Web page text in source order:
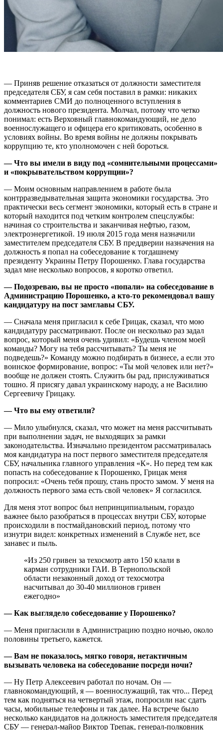
— Приняв решение отказаться от должности заместителя
председателя СБУ, я сам себя поставил в рамки: никаких
комментариев СМИ до полноценного вступления в
должность нового президента. Молчал, потому что четко
понимал: есть Верховный главнокомандующий, не дело
военнослужащего и офицера его критиковать, особенно в
условиях войны. Во время войны не должны покрывать
коррупцию те, кто уполномочен с ней бороться.
— Что вы имели в виду под «сомнительными процессами»
и «покрывательством коррупции»?
— Моим основным направлением в работе была
контрразведывательная защита экономики государства. Это
практически весь сегмент экономики, который есть в стране и
который находится под четким контролем спецслужбы:
начиная со строительства и заканчивая нефтью, газом,
электроэнергетикой. 19 июля 2015 года меня назначили
заместителем председателя СБУ. В преддверии назначения на
должность я попал на собеседование к тогдашнему
президенту Украины Петру Порошенко. Глава государства
задал мне несколько вопросов, я коротко ответил.
— Подозреваю, вы не просто «попали» на собеседование в
Администрацию Порошенко, а кто-то рекомендовал вашу
кандидатуру на пост замглавы СБУ.
— Сначала меня пригласил к себе Грицак, сказал, что мою
кандидатуру рассматривают. После он несколько раз задал
вопрос, который меня очень удивил: «Будешь членом моей
команды? Могу на тебя рассчитывать? Ты меня не
подведешь?» Команду можно подбирать в бизнесе, а если это
воинское формирование, вопрос: «Ты мой человек или нет?»
вообще не должен стоять. Служить бы рад, прислуживаться
тошно. Я присягу давал украинскому народу, а не Василию
Сергеевичу Грицаку.
— Что вы ему ответили?
— Мило улыбнулся, сказал, что может на меня рассчитывать
при выполнении задач, не выходящих за рамки
законодательства. Изначально президентом рассматривалась
моя кандидатура на пост первого заместителя председателя
СБУ, начальника главного управления «К». Но перед тем как
попасть на собеседование к Порошенко, Грицак меня
попросил: «Очень тебя прошу, стань просто замом. У меня на
должность первого зама есть свой человек» Я согласился.
Для меня этот вопрос был непринципиальным, гораздо
важнее было разобраться в процессах внутри СБУ, которые
происходили в постмайдановский период, потому что
изнутри видел: конкретных изменений в Службе нет, все
занавес и пыль.
«Из 250 гривен за техосмотр авто 150 клали в
карман сотрудники ГАИ. В Тернопольской
области незаконный доход от техосмотра
насчитывал до 30-40 миллионов гривен
ежегодно»
— Как выглядело собеседование у Порошенко?
— Меня пригласили в Администрацию поздно ночью, около
половины третьего, кажется.
— Вам не показалось, мягко говоря, нетактичным
вызывать человека на собеседование посреди ночи?
— Ну Петр Алексеевич работал по ночам. Он —
главнокомандующий, я — военнослужащий, так что... Перед
тем как подняться на четвертый этаж, попросили нас сдать
часы, мобильные телефоны и так далее. На встрече было
несколько кандидатов на должность заместителя председателя
СБУ — генерал-майор Виктор Трепак, генерал-полковник